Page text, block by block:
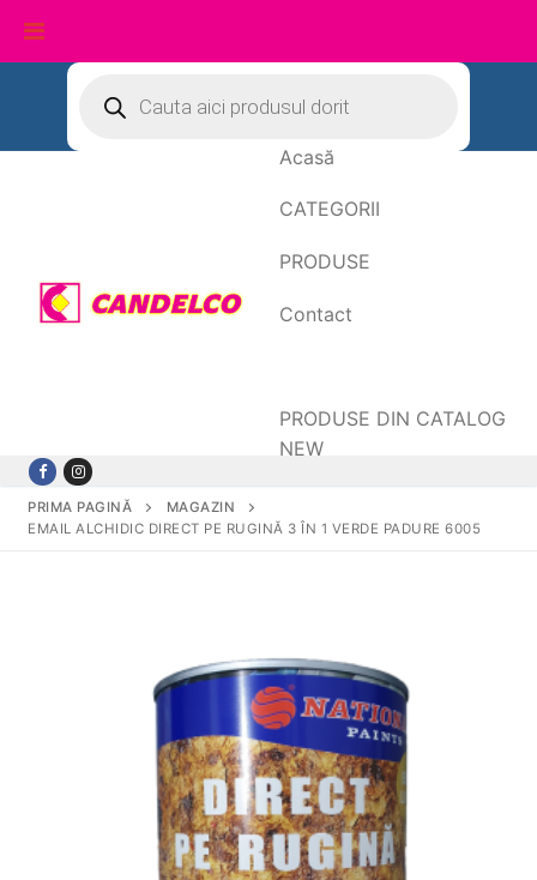
conținut
search
Acasă
CATEGORII
PRODUSE
Contact
PRODUSE DIN CATALOG
NEW
PRIMA PAGINĂ
MAGAZIN
EMAIL ALCHIDIC DIRECT PE RUGINĂ 3 ÎN 1 VERDE PADURE 6005